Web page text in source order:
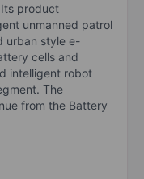
product
unmanned patrol
urban style e-
cells and
intelligent robot
The
from the Battery